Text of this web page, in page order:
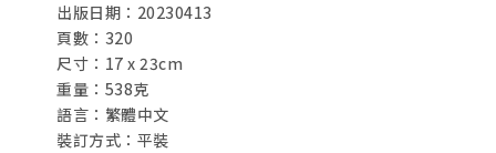
在社會工作的心理健康專業領域中，「忽視」是一個經
常被提到的字眼，通常被用來指稱那些「身體需求」沒有被
滿足的依賴者，像是兒童或老人，譬如在冬天沒有穿外套就
去上學的兒童，或是成年女兒老是「忘了」為她補給日用品
的獨居老人。
出版日期：20230413
頁數：320
尺寸：17 x 23cm
重量：538克
語言：繁體中文
裝訂方式：平裝